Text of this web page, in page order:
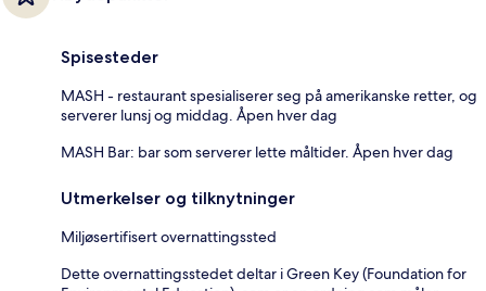
Spisesteder
MASH - restaurant spesialiserer seg på amerikanske retter, og
serverer lunsj og middag. Åpen hver dag
MASH Bar: bar som serverer lette måltider. Åpen hver dag
Utmerkelser og tilknytninger
Miljøsertifisert overnattingssted
Dette overnattingsstedet deltar i Green Key (Foundation for